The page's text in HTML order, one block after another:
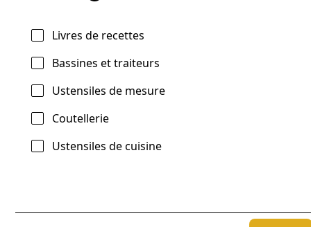
Livres de recettes
Bassines et traiteurs
Ustensiles de mesure
Coutellerie
Ustensiles de cuisine